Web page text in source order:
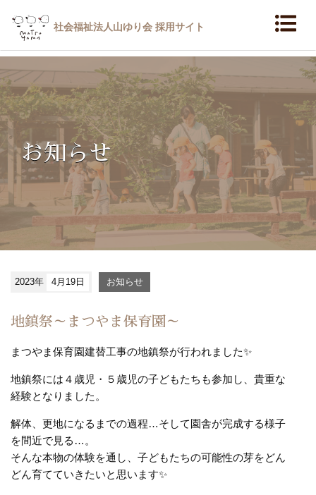
社会福祉法人山ゆり会 採用サイト
お知らせ
2023年 4月19日 お知らせ
地鎮祭～まつやま保育園～
まつやま保育園建替工事の地鎮祭が行われました✨
地鎮祭には４歳児・５歳児の子どもたちも参加し、貴重な
経験となりました。
解体、更地になるまでの過程…そして園舎が完成する様子
を間近で見る…。
そんな本物の体験を通し、子どもたちの可能性の芽をどん
どん育てていきたいと思います✨